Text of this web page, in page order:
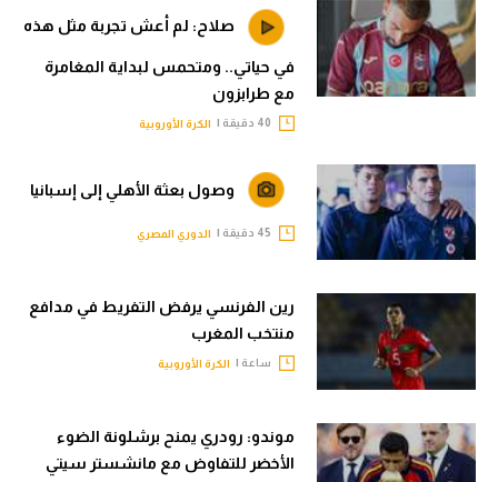
صلاح: لم أعش تجربة مثل هذه
في حياتي.. ومتحمس لبداية المغامرة
مع طرابزون
الكرة الأوروبية
وصول بعثة الأهلي إلى إسبانيا
الدوري المصري
رين الفرنسي يرفض التفريط في مدافع
منتخب المغرب
ساعة | الكرة الأوروبية
موندو: رودري يمنح برشلونة الضوء
الأخضر للتفاوض مع مانشستر سيتي